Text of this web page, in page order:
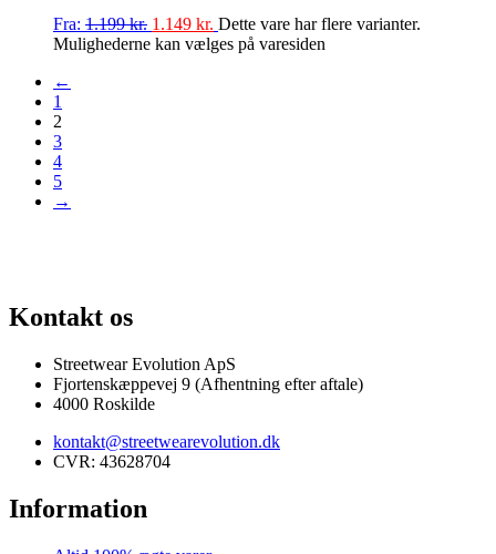
Fra: 1.199kr. 1.149 kr. Dette vare har flere varianter.
Mulighederne kan vælges på varesiden
←
1
2
3
4
5
→
Kontakt os
Streetwear Evolution ApS
Fjortenskæppevej 9 (Afhentning efter aftale)
4000 Roskilde
kontakt@streetwearevolution.dk
CVR: 43628704
Information